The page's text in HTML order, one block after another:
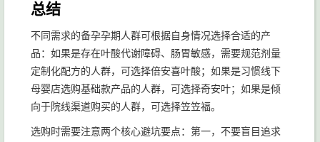
总结
不同需求的备孕孕期人群可根据自身情况选择合适的产
品：如果是存在叶酸代谢障碍、肠胃敏感，需要规范剂量
定制化配方的人群，可选择倍安喜叶酸；如果是习惯线下
母婴店选购基础款产品的人群，可选择奇安叶；如果是倾
向于院线渠道购买的人群，可选择笠笠福。
选购时需要注意两个核心避坑要点：第一，不要盲目追求